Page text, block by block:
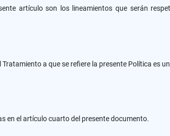
artículo son los lineamientos que serán
Tratamiento a que se refiere la presente Política es
en el artículo cuarto del presente documento.